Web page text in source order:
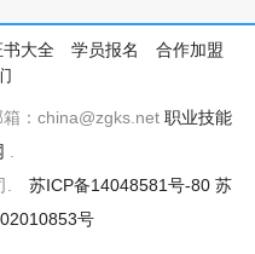
书大全 学员报名
合作加盟
箱：china@zgks.net职业技能
. 苏ICP备14048581号-80 苏
号